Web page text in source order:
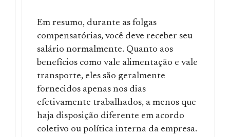
Em resumo, durante as folgas
compensatórias, você deve receber seu
salário normalmente. Quanto aos
benefícios como vale alimentação e vale
transporte, eles são geralmente
fornecidos apenas nos dias
efetivamente trabalhados, a menos que
haja disposição diferente em acordo
coletivo ou política interna da empresa.